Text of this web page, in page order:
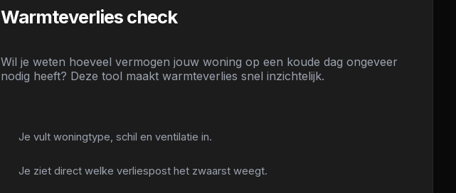
Warmteverlies check
Wil je weten hoeveel vermogen jouw woning op een koude dag ongeveer
nodig heeft? Deze tool maakt warmteverlies snel inzichtelijk.
Je vult woningtype, schil en ventilatie in.
Je ziet direct welke verliespost het zwaarst weegt.